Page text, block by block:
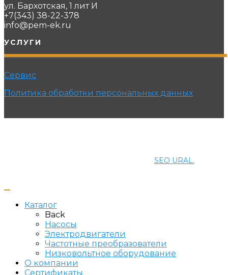
ул. Бархотская, 1 лит И
+7(343) 38-22-378
info@pem-ek.ru
УСЛУГИ
Сервис
Политика обработки персональных данных
SEO URAL.
Каталог
Back
Насосы
Электродвигатели
Частотные преобразователи
Низковольтное оборудование
О компании
Сертификаты